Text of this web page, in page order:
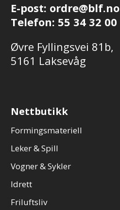
E-post: ordre@blf.no
Telefon: 55 34 32 00
Øvre Fyllingsvei 81b,
5161 Laksevåg
Nettbutikk
Formingsmateriell
Leker & Spill
Vogner & Sykler
Idrett
Friluftsliv